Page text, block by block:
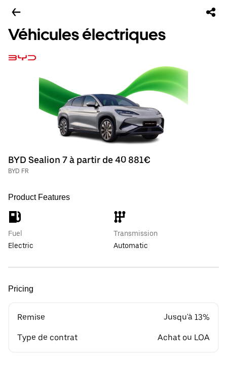
Véhicules électriques
BYD Sealion 7 à partir de 40 881€
BYD FR
Product Features
Fuel
Electric
Transmission
Automatic
Pricing
Remise Jusqu'à 13%
Type de contrat Achat ou LOA